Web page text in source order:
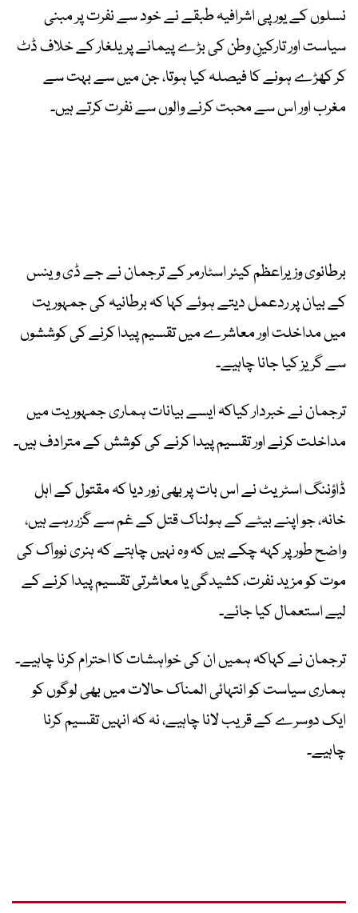
نسلوں کے یورپی اشرافیہ طبقے نے خود سے نفرت پر مبنی
سیاست اور تارکینِ وطن کی بڑے پیمانے پر یلغار کے خلاف ڈٹ
کر کھڑے ہونے کا فیصلہ کیا ہوتا، جن میں سے بہت سے
مغرب اور اس سے محبت کرنے والوں سے نفرت کرتے ہیں۔
برطانوی وزیراعظم کیئر اسٹارمر کے ترجمان نے جے ڈی وینس
کے بیان پر ردعمل دیتے ہوئے کہا کہ برطانیہ کی جمہوریت
میں مداخلت اور معاشرے میں تقسیم پیدا کرنے کی کوششوں
سے گریز کیا جانا چاہیے۔
ترجمان نے خبردار کیاکہ ایسے بیانات ہماری جمہوریت میں
مداخلت کرنے اور تقسیم پیدا کرنے کی کوشش کے مترادف ہیں۔
ڈاؤننگ اسٹریٹ نے اس بات پر بھی زور دیا کہ مقتول کے اہل
خانہ، جو اپنے بیٹے کے ہولناک قتل کے غم سے گزر رہے ہیں،
واضح طور پر کہہ چکے ہیں کہ وہ نہیں چاہتے کہ ہنری نوواک کی
موت کو مزید نفرت، کشیدگی یا معاشرتی تقسیم پیدا کرنے کے
لیے استعمال کیا جائے۔
ترجمان نے کہاکہ ہمیں ان کی خواہشات کا احترام کرنا چاہیے۔
ہماری سیاست کو انتہائی المناک حالات میں بھی لوگوں کو
ایک دوسرے کے قریب لانا چاہیے، نہ کہ انہیں تقسیم کرنا
چاہیے۔